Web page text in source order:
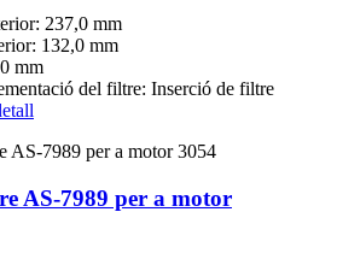
237,0 mm
132,0 mm
mm
del filtre: Inserció de filtre
AS-7989 per a motor